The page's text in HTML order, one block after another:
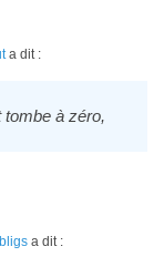
a dit :
tombe à zéro,
a dit :